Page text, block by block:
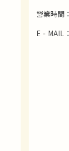
營業時間：
E - MAIL：